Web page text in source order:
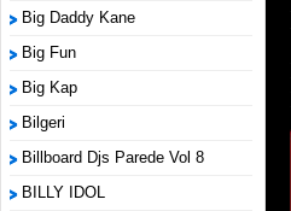
Big Daddy Kane
Big Fun
Big Kap
Bilgeri
Billboard Djs Parede Vol 8
BILLY IDOL